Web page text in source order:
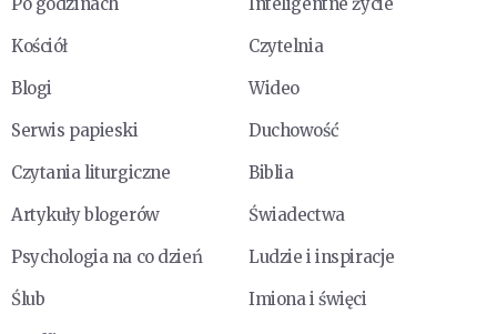
Kościół
Czytelnia
Blogi
Wideo
Serwis papieski
Duchowość
Czytania liturgiczne
Biblia
Artykuły blogerów
Świadectwa
Psychologia na co dzień
Ludzie i inspiracje
Ślub
Imiona i święci